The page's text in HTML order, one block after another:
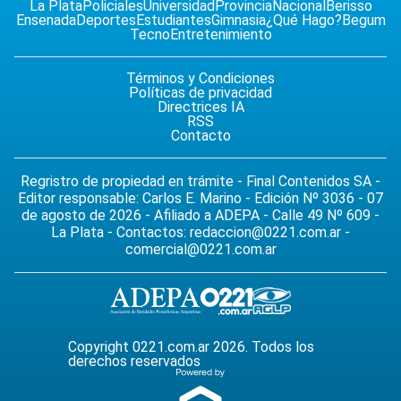
La PlataPolicialesUniversidadProvinciaNacionalBerisso
EnsenadaDeportesEstudiantesGimnasia¿Qué Hago?Begum
TecnoEntretenimiento
Términos y Condiciones
Políticas de privacidad
Directrices IA
RSS
Contacto
Regristro de propiedad en trámite - Final Contenidos SA -
Editor responsable: Carlos E. Marino - Edición Nº 3036 - 07
de agosto de 2026 - Afiliado a ADEPA - Calle 49 Nº 609 -
La Plata - Contactos: redaccion@0221.com.ar -
comercial@0221.com.ar
Copyright 0221.com.ar 2026. Todos los
derechos reservados